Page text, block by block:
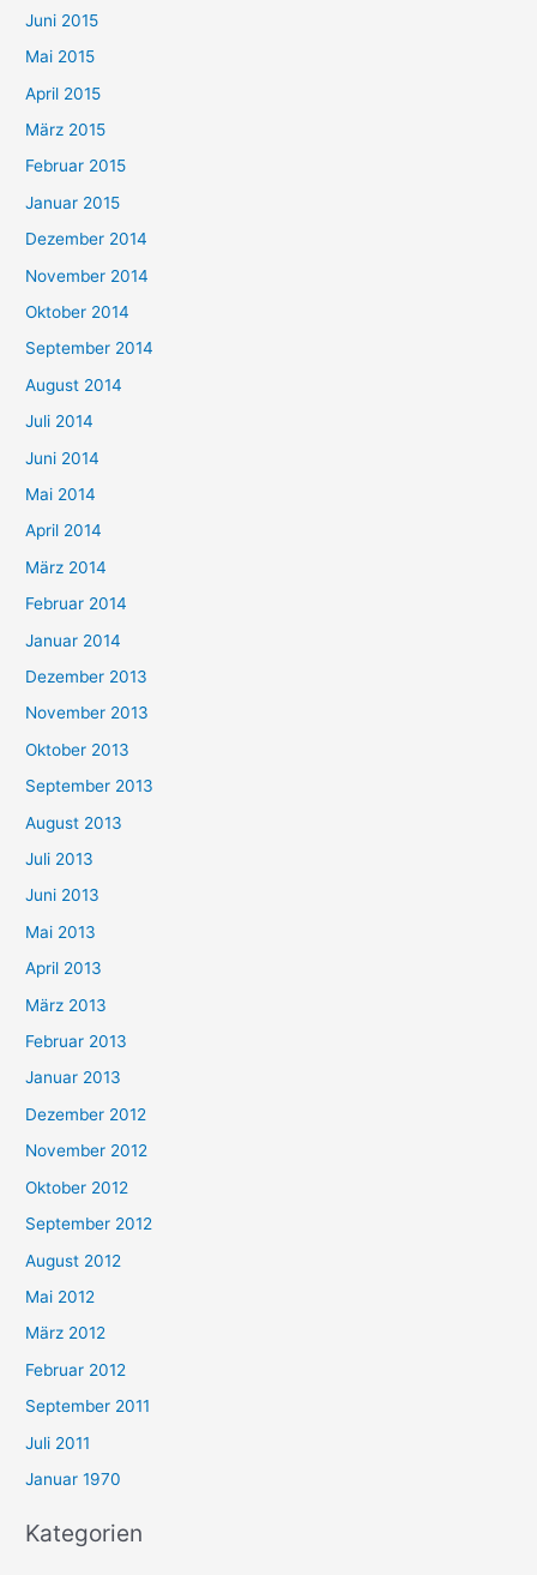
Juni 2015
Mai 2015
April 2015
März 2015
Februar 2015
Januar 2015
Dezember 2014
November 2014
Oktober 2014
September 2014
August 2014
Juli 2014
Juni 2014
Mai 2014
April 2014
März 2014
Februar 2014
Januar 2014
Dezember 2013
November 2013
Oktober 2013
September 2013
August 2013
Juli 2013
Juni 2013
Mai 2013
April 2013
März 2013
Februar 2013
Januar 2013
Dezember 2012
November 2012
Oktober 2012
September 2012
August 2012
Mai 2012
März 2012
Februar 2012
September 2011
Juli 2011
Januar 1970
Kategorien